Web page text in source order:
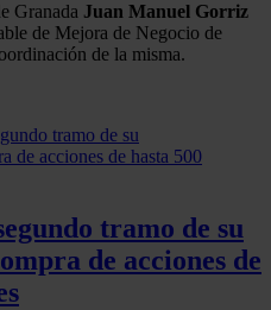
Granada Juan Manuel Gorriz
de Mejora de Negocio de
de la misma.
tramo de su
de acciones de